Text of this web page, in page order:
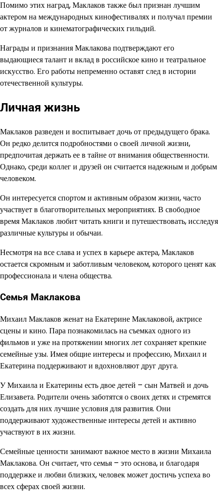
Помимо этих наград, Маклаков также был признан лучшим
актером на международных кинофестивалях и получал премии
от журналов и кинематографических гильдий.
Награды и признания Маклакова подтверждают его
выдающиеся талант и вклад в российское кино и театральное
искусство. Его работы непременно оставят след в истории
отечественной культуры.
Личная жизнь
Маклаков разведен и воспитывает дочь от предыдущего брака.
Он редко делится подробностями о своей личной жизни,
предпочитая держать ее в тайне от внимания общественности.
Однако, среди коллег и друзей он считается надежным и добрым
человеком.
Он интересуется спортом и активным образом жизни, часто
участвует в благотворительных мероприятиях. В свободное
время Маклаков любит читать книги и путешествовать, исследуя
различные культуры и обычаи.
Несмотря на все слава и успех в карьере актера, Маклаков
остается скромным и заботливым человеком, которого ценят как
профессионала и члена общества.
Семья Маклакова
Михаил Маклаков женат на Екатерине Маклаковой, актрисе
сцены и кино. Пара познакомилась на съемках одного из
фильмов и уже на протяжении многих лет сохраняет крепкие
семейные узы. Имея общие интересы и профессию, Михаил и
Екатерина поддерживают и вдохновляют друг друга.
У Михаила и Екатерины есть двое детей – сын Матвей и дочь
Елизавета. Родители очень заботятся о своих детях и стремятся
создать для них лучшие условия для развития. Они
поддерживают художественные интересы детей и активно
участвуют в их жизни.
Семейные ценности занимают важное место в жизни Михаила
Маклакова. Он считает, что семья – это основа, и благодаря
поддержке и любви близких, человек может достичь успеха во
всех сферах своей жизни.